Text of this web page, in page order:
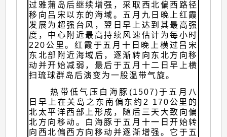
过雅蒲岛后继续增强，采取西北偏西路径
移向吕宋以东的海域。五月九日晚上红霞
发展为超强台风，翌日早上达到其最高强
度，中心附近最高持续风速估计为每小时
220公里。红霞于五月十日晚上横过吕宋
东北部附近海域后，逐渐转向东北方向移
动并开始减弱，最后于五月十二日早上横
扫琉球群岛后演变为一股温带气旋。
热带低气压白海豚(1507)于五月八
日早上在关岛之东南偏东约2 170公里的
北太平洋西部上形成，随后三天大致向偏
北方向移动。白海豚于五月十一日开始转
向西北偏西方向移动并逐渐增强。它于五